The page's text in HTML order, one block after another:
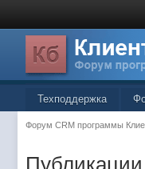
Техподдержка
Форум CRM программы